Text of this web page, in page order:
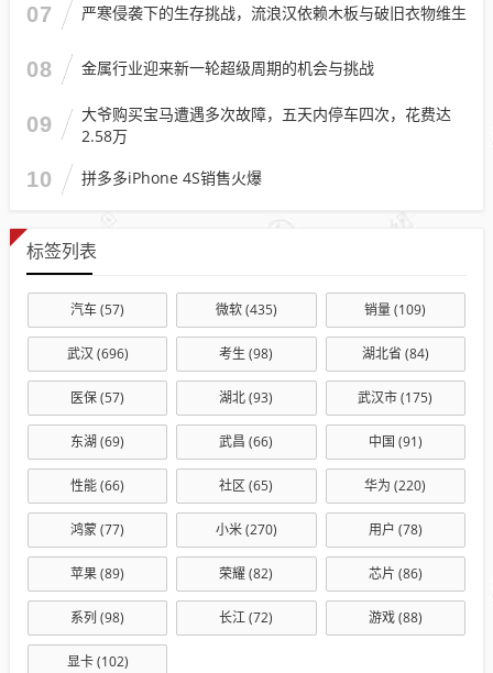
07 严寒侵袭下的生存挑战，流浪汉依赖木板与破旧衣物维生
08 金属行业迎来新一轮超级周期的机会与挑战
09
大爷购买宝马遭遇多次故障，五天内停车四次，花费达
2.58万
10 拼多多iPhone 4S销售火爆
标签列表
汽车(57) 微软(435) 销量(109)
武汉 (696) 考生 (98) 湖北省 (84)
医保(57) 湖北(93) 武汉市(175)
东湖 (69) 武昌 (66) 中国 (91)
性能(66) 社区 (65) 华为 (220)
鸿蒙(77) 小米(270) 用户 (78)
苹果(89) 荣耀(82) 芯片 (86)
系列 (98) 长江(72) 游戏(88)
显卡(102)